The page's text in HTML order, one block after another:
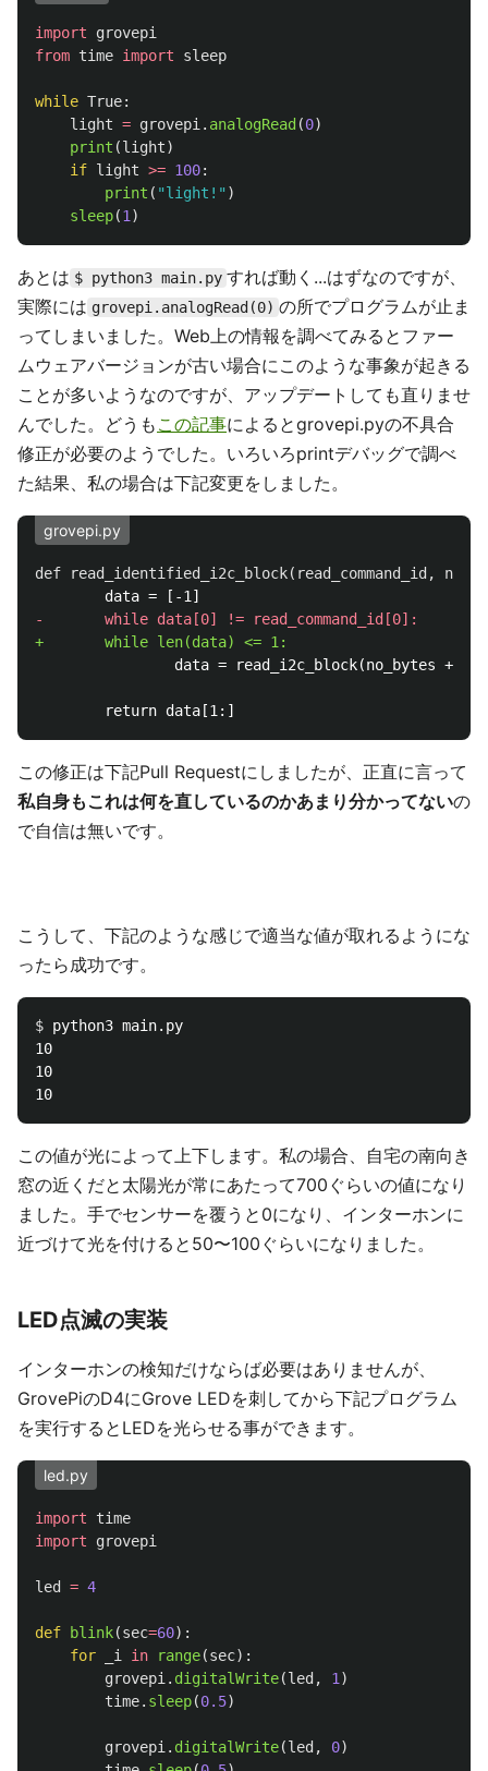
import
grovepi
from time import sleep
while True:
light = grovepi . analogRead (0)
print (light)
if light >= 100:
print ( "light! " )
sleep(1 )
あとは $ python3 main.py すれば動く...はずなのですが、
実際には grovepi.analogRead(0) の所でプログラムが止ま
ってしまいました。Web上の情報を調べてみるとファー
ムウェアバージョンが古い場合にこのような事象が起きる
ことが多いようなのですが、アップデートしても直りませ
んでした。どうも この記事によるとgrovepi.pyの不具合
修正が必要のようでした。いろいろprintデバッグで調べ
た結果、私の場合は下記変更をしました。
grovepi.py
この修正は下記Pull Requestにしましたが、正直に言って
私自身もこれは何を直しているのかあまり分かってないの
で自信は無いです。
こうして、下記のような感じで適当な値が取れるようにな
ったら成功です。
$ python3 main.py
10
10
この値が光によって上下します。私の場合、自宅の南向き
窓の近くだと太陽光が常にあたって700ぐらいの値になり
ました。手でセンサーを覆うと0になり、インターホンに
近づけて光を付けると50〜100ぐらいになりました。
LED点滅の実装
インターホンの検知だけならば必要はありませんが、
GrovePiのD4にGrove LEDを刺してから下記プログラム
を実行するとLEDを光らせる事ができます。
led.py
import
time
import
grovepi
led = 4
def blink(sec=60):
for
_i in range(sec):
grovepi . digitalWrite(led , 1 )
time. sleep(0.5)
grovepi . digitalWrite(led , 0)